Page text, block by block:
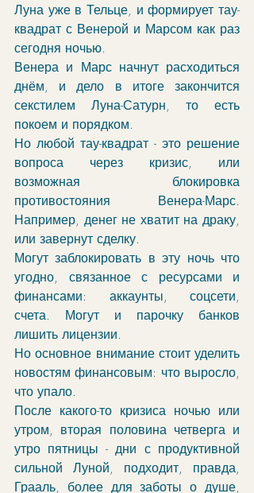
Луна уже в Тельце, и формирует тау-
квадрат с Венерой и Марсом как раз
сегодня ночью.
Венера и Марс начнут расходиться
днём, и дело в итоге закончится
секстилем Луна-Сатурн, то есть
покоем и порядком.
Но любой тау-квадрат - это решение
вопроса через кризис, или
возможная блокировка
противостояния Венера-Марс.
Например, денег не хватит на драку,
или завернут сделку.
Могут заблокировать в эту ночь что
угодно, связанное с ресурсами и
финансами: аккаунты, соцсети,
счета. Могут и парочку банков
лишить лицензии.
Но основное внимание стоит уделить
новостям финансовым: что выросло,
что упало.
После какого-то кризиса ночью или
утром, вторая половина четверга и
утро пятницы - дни с продуктивной
сильной Луной, подходит, правда,
Грааль, более для заботы о душе,